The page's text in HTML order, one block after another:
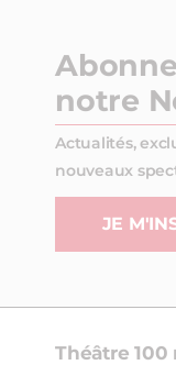
notre
Actualités,
nouveaux
JE
Théâtre 100